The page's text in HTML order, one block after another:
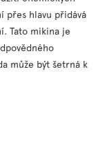
přes hlavu přidává
Tato mikina je
může být šetrná k